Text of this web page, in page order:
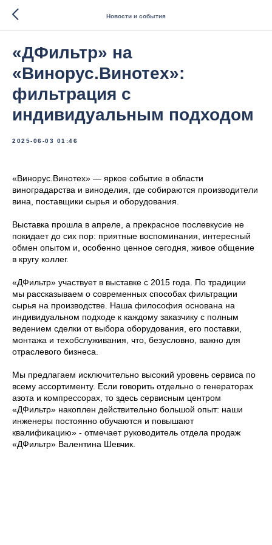
Новости и события
«ДФильтр» на
«Винорус.Винотех»:
фильтрация с
индивидуальным подходом
2025-06-03 01:46
«Винорус.Винотех» — яркое событие в области
виноградарства и виноделия, где собираются производители
вина, поставщики сырья и оборудования.
Выставка прошла в апреле, а прекрасное послевкусие не
покидает до сих пор: приятные воспоминания, интересный
обмен опытом и, особенно ценное сегодня, живое общение
в кругу коллег.
«ДФильтр» участвует в выставке с 2015 года. По традиции
мы рассказываем о современных способах фильтрации
сырья на производстве. Наша философия основана на
индивидуальном подходе к каждому заказчику с полным
ведением сделки от выбора оборудования, его поставки,
монтажа и техобслуживания, что, безусловно, важно для
отраслевого бизнеса.
Мы предлагаем исключительно высокий уровень сервиса по
всему ассортименту. Если говорить отдельно о генераторах
азота и компрессорах, то здесь сервисным центром
«ДФильтр» накоплен действительно большой опыт: наши
инженеры постоянно обучаются и повышают
квалификацию» - отмечает руководитель отдела продаж
«ДФильтр» Валентина Шевчик.